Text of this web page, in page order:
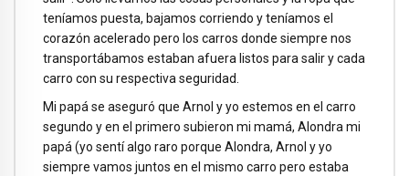
teníamos puesta, bajamos corriendo y teníamos el
corazón acelerado pero los carros donde siempre nos
transportábamos estaban afuera listos para salir y cada
carro con su respectiva seguridad.
Mi papá se aseguró que Arnol y yo estemos en el carro
segundo y en el primero subieron mi mamá, Alondra mi
papá (yo sentí algo raro porque Alondra, Arnol y yo
siempre vamos juntos en el mismo carro pero estaba